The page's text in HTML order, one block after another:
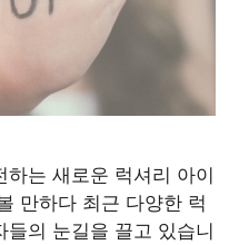
는 새로운 럭셔리 아이
만하다 최근 다양한 럭
의 눈길을 끌고 있습니